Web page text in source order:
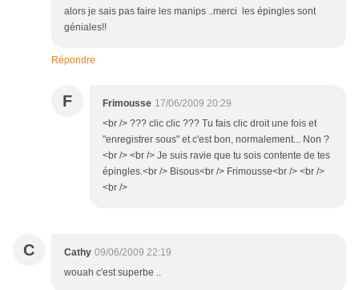
alors je sais pas faire les manips ..merci les épingles sont
géniales!!
Répondre
F Frimousse 17/06/2009 20:29
<br /> ??? clic clic ??? Tu fais clic droit une fois et
"enregistrer sous" et c'est bon, normalement... Non ?
<br /> <br /> Je suis ravie que tu sois contente de tes
épingles.<br /> Bisous<br /> Frimousse<br /> <br />
<br />
C Cathy 09/06/2009 22:19
wouah c'est superbe ..